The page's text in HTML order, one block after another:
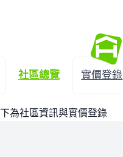
社區總覽 實價登錄
為社區資訊與實價登錄